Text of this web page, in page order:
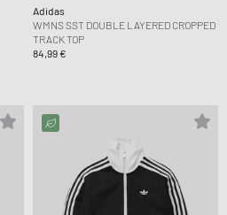
Adidas
WMNS SST DOUBLE LAYERED CROPPED
TRACK TOP
84,99 €